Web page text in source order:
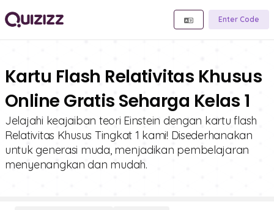
Enter Code
Kartu Flash Relativitas Khusus
Online Gratis Seharga Kelas 1
Jelajahi keajaiban teori Einstein dengan kartu flash
Relativitas Khusus Tingkat 1 kami! Disederhanakan
untuk generasi muda, menjadikan pembelajaran
menyenangkan dan mudah.